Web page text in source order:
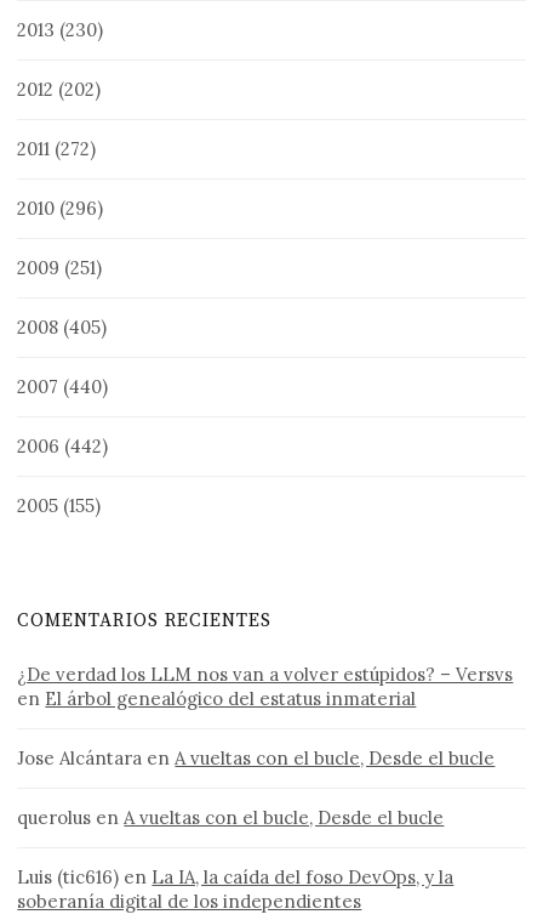
2013 (230)
2012 (202)
2011 (272)
2010 (296)
2009 (251)
2008 (405)
2007 (440)
2006 (442)
2005 (155)
COMENTARIOS RECIENTES
¿De verdad los LLM nos van a volver estúpidos? – Versvs
en El árbol genealógico del estatus inmaterial
Jose Alcántara enA vueltas con el bucle, Desde el bucle
querolus enA vueltas con el bucle, Desde el bucle
Luis (tic616) en La IA, la caída del foso DevOps, y la
soberanía digital de los independientes